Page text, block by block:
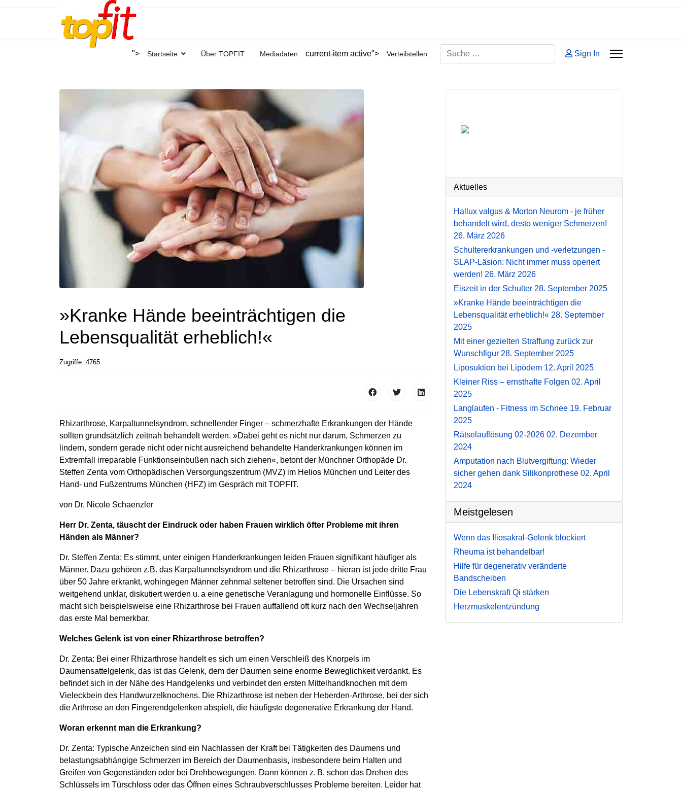
"> Startseite Über TOPFIT Mediadaten current-item active"> Verteilstellen Suchen Sign In
»Kranke Hände beeinträchtigen die
Lebensqualität erheblich!«
Zugriffe: 4765
Rhizarthrose, Karpaltunnelsyndrom, schnellender Finger – schmerzhafte Erkrankungen der Hände
sollten grundsätzlich zeitnah behandelt werden. »Dabei geht es nicht nur darum, Schmerzen zu
lindern, sondern gerade nicht oder nicht ausreichend behandelte Handerkrankungen können im
Extremfall irreparable Funktionseinbußen nach sich ziehen«, betont der Münchner Orthopäde Dr.
Steffen Zenta vom Orthopädischen Versorgungszentrum (MVZ) im Helios München und Leiter des
Hand- und Fußzentrums München (HFZ) im Gespräch mit TOPFIT.
von Dr. Nicole Schaenzler
Herr Dr. Zenta, täuscht der Eindruck oder haben Frauen wirklich öfter Probleme mit ihren
Händen als Männer?
Dr. Steffen Zenta: Es stimmt, unter einigen Handerkrankungen leiden Frauen signifikant häufiger als
Männer. Dazu gehören z.B. das Karpaltunnelsyndrom und die Rhizarthrose – hieran ist jede dritte Frau
über 50 Jahre erkrankt, wohingegen Männer zehnmal seltener betroffen sind. Die Ursachen sind
weitgehend unklar, diskutiert werden u. a eine genetische Veranlagung und hormonelle Einflüsse. So
macht sich beispielsweise eine Rhizarthrose bei Frauen auffallend oft kurz nach den Wechseljahren
das erste Mal bemerkbar.
Welches Gelenk ist von einer Rhizarthrose betroffen?
Dr. Zenta: Bei einer Rhizarthrose handelt es sich um einen Verschleiß des Knorpels im
Daumensattelgelenk, das ist das Gelenk, dem der Daumen seine enorme Beweglichkeit verdankt. Es
befindet sich in der Nähe des Handgelenks und verbindet den ersten Mittelhandknochen mit dem
Vieleckbein des Handwurzelknochens. Die Rhizarthrose ist neben der Heberden-Arthrose, bei der sich
die Arthrose an den Fingerendgelenken abspielt, die häufigste degenerative Erkrankung der Hand.
Woran erkennt man die Erkrankung?
Dr. Zenta: Typische Anzeichen sind ein Nachlassen der Kraft bei Tätigkeiten des Daumens und
belastungsabhängige Schmerzen im Bereich der Daumenbasis, insbesondere beim Halten und
Greifen von Gegenständen oder bei Drehbewegungen. Dann können z. B. schon das Drehen des
Schlüssels im Türschloss oder das Öffnen eines Schraubverschlusses Probleme bereiten. Leider hat
Aktuelles
Hallux valgus & Morton Neurom - je früher
behandelt wird, desto weniger Schmerzen!
26. März 2026
Schultererkrankungen und -verletzungen -
SLAP-Läsion: Nicht immer muss operiert
werden! 26. März 2026
Eiszeit in der Schulter 28. September 2025
»Kranke Hände beeinträchtigen die
Lebensqualität erheblich!« 28. September
2025
Mit einer gezielten Straffung zurück zur
Wunschfigur 28. September 2025
Liposuktion bei Lipödem 12. April 2025
Kleiner Riss – ernsthafte Folgen 02. April
2025
Langlaufen - Fitness im Schnee 19. Februar
2025
Rätselauflösung 02-2026 02. Dezember
2024
Amputation nach Blutvergiftung: Wieder
sicher gehen dank Silikonprothese 02. April
2024
Meistgelesen
Wenn das Iliosakral-Gelenk blockiert
Rheuma ist behandelbar!
Hilfe für degenerativ veränderte
Bandscheiben
Die Lebenskraft Qi stärken
Herzmuskelentzündung